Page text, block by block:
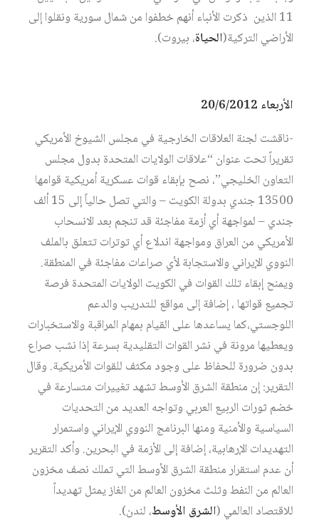
11 الذين ذكرت الأنباء أنهم خطفوا من شمال سورية ونقلوا إلى
الأراضي التركية(الحياة، بيروت).
الأربعاء 20/6/2012
-ناقشت لجنة العلاقات الخارجية في مجلس الشيوخ الأمريكي
تقريراً تحت عنوان “علاقات الولايات المتحدة بدول مجلس
التعاون الخليجي”، نصح بإبقاء قوات عسكرية أمريكية قوامها
13500 جندي بدولة الكويت – والتي تصل حالياً إلى 15 ألف
جندي – لمواجهة أي أزمة مفاجئة قد تنجم بعد الانسحاب
الأمريكي من العراق ومواجهة اندلاع أي توترات تتعلق بالملف
النووي الإيراني والاستجابة لأي صراعات مفاجئة في المنطقة.
ويمنح إبقاء تلك القوات في الكويت الولايات المتحدة فرصة
تجميع قواتها ، إضافة إلى مواقع للتدريب والدعم
اللوجستي،كما يساعدها على القيام بمهام المراقبة والاستخبارات
ويعطيها مرونة في نشر القوات التقليدية بسرعة إذا نشب صراع
بدون ضرورة للحفاظ على وجود مكثف للقوات الأمريكية. وقال
التقرير: إن منطقة الشرق الأوسط تشهد تغييرات متسارعة في
خضم ثورات الربيع العربي وتواجه العديد من التحديات
السياسية والأمنية ومنها البرنامج النووي الإيراني واستمرار
التهديدات الإرهابية، إضافة إلى الأزمة في البحرين. وأكد التقرير
أن عدم استقرار منطقة الشرق الأوسط التي تملك نصف مخزون
العالم من النفط وثلث مخزون العالم من الغاز يمثل تهديداً
للاقتصاد العالمي (الشرق الأوسط، لندن).